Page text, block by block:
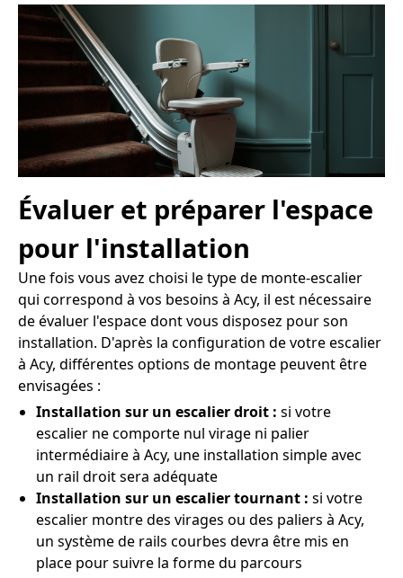
Évaluer et préparer l'espace
pour l'installation
Une fois vous avez choisi le type de monte-escalier
qui correspond à vos besoins à Acy, il est nécessaire
de évaluer l'espace dont vous disposez pour son
installation. D'après la configuration de votre escalier
à Acy, différentes options de montage peuvent être
envisagées :
Installation sur un escalier droit : si votre
escalier ne comporte nul virage ni palier
intermédiaire à Acy, une installation simple avec
un rail droit sera adéquate
Installation sur un escalier tournant : si votre
escalier montre des virages ou des paliers à Acy,
un système de rails courbes devra être mis en
place pour suivre la forme du parcours